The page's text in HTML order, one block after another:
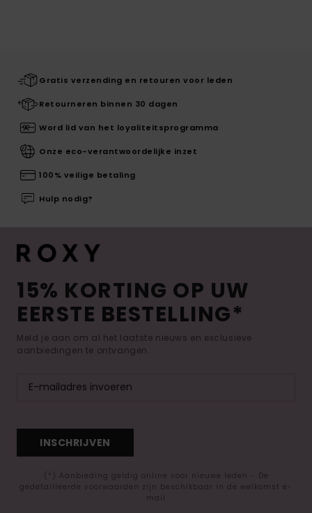
Gratis verzending en retouren voor leden
Retourneren binnen 30 dagen
Word lid van het loyaliteitsprogramma
Onze eco-verantwoordelijke inzet
100% veilige betaling
Hulp nodig?
15% KORTING OP UW
EERSTE BESTELLING*
Meld je aan om al het laatste nieuws en exclusieve
aanbiedingen te ontvangen.
INSCHRIJVEN
(*) Aanbieding geldig online voor nieuwe leden - De
gedetailleerde voorwaarden zijn beschikbaar in de welkomst e-
mail